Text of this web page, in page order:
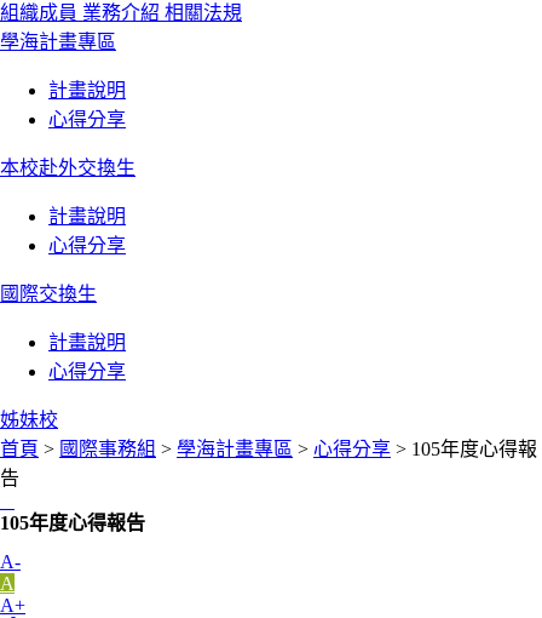
組織成員 業務介紹 相關法規
學海計畫專區
計畫說明
心得分享
本校赴外交換生
計畫說明
心得分享
國際交換生
計畫說明
心得分享
姊妹校
首頁 > 國際事務組 > 學海計畫專區 > 心得分享 > 105年度心得報
告
105年度心得報告
A-
A
A+